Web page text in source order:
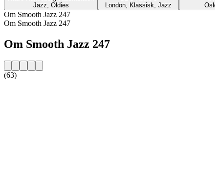
Jazz, Oldies
London, Klassisk, Jazz
Om Smooth Jazz 247
Om Smooth Jazz 247
Om Smooth Jazz 247
(63)